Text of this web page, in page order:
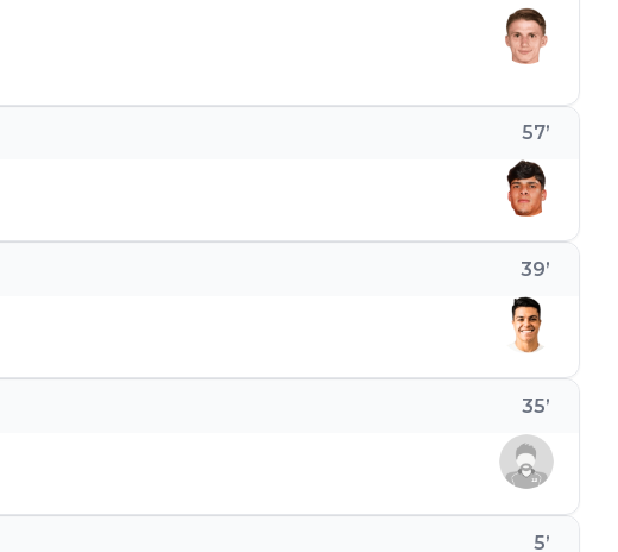
5’
35’
39’
57’